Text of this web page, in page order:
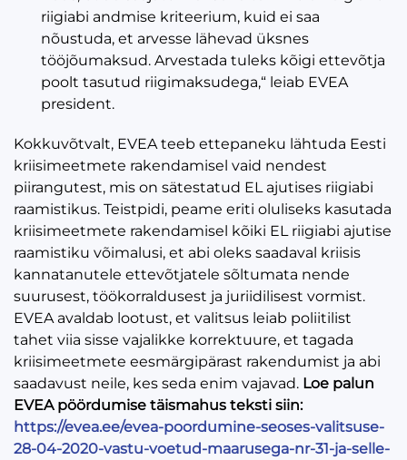
riigiabi andmise kriteerium, kuid ei saa
nõustuda, et arvesse lähevad üksnes
tööjõumaksud. Arvestada tuleks kõigi ettevõtja
poolt tasutud riigimaksudega,“ leiab EVEA
president.
Kokkuvõtvalt, EVEA teeb ettepaneku lähtuda Eesti
kriisimeetmete rakendamisel vaid nendest
piirangutest, mis on sätestatud EL ajutises riigiabi
raamistikus. Teistpidi, peame eriti oluliseks kasutada
kriisimeetmete rakendamisel kõiki EL riigiabi ajutise
raamistiku võimalusi, et abi oleks saadaval kriisis
kannatanutele ettevõtjatele sõltumata nende
suurusest, töökorraldusest ja juriidilisest vormist.
EVEA avaldab lootust, et valitsus leiab poliitilist
tahet viia sisse vajalikke korrektuure, et tagada
kriisimeetmete eesmärgipärast rakendumist ja abi
saadavust neile, kes seda enim vajavad. Loe palun
EVEA pöördumise täismahus teksti siin:
https://evea.ee/evea-poordumine-seoses-valitsuse-
28-04-2020-vastu-voetud-maarusega-nr-31-ja-selle-